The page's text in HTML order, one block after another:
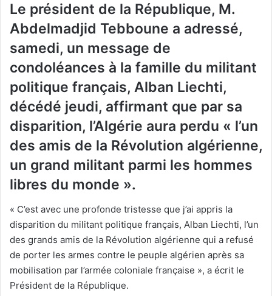
Le président de la République, M.
Abdelmadjid Tebboune a adressé,
samedi, un message de
condoléances à la famille du militant
politique français, Alban Liechti,
décédé jeudi, affirmant que par sa
disparition, l’Algérie aura perdu « l’un
des amis de la Révolution algérienne,
un grand militant parmi les hommes
libres du monde ».
« C’est avec une profonde tristesse que j’ai appris la
disparition du militant politique français, Alban Liechti, l’un
des grands amis de la Révolution algérienne qui a refusé
de porter les armes contre le peuple algérien après sa
mobilisation par l’armée coloniale française », a écrit le
Président de la République.